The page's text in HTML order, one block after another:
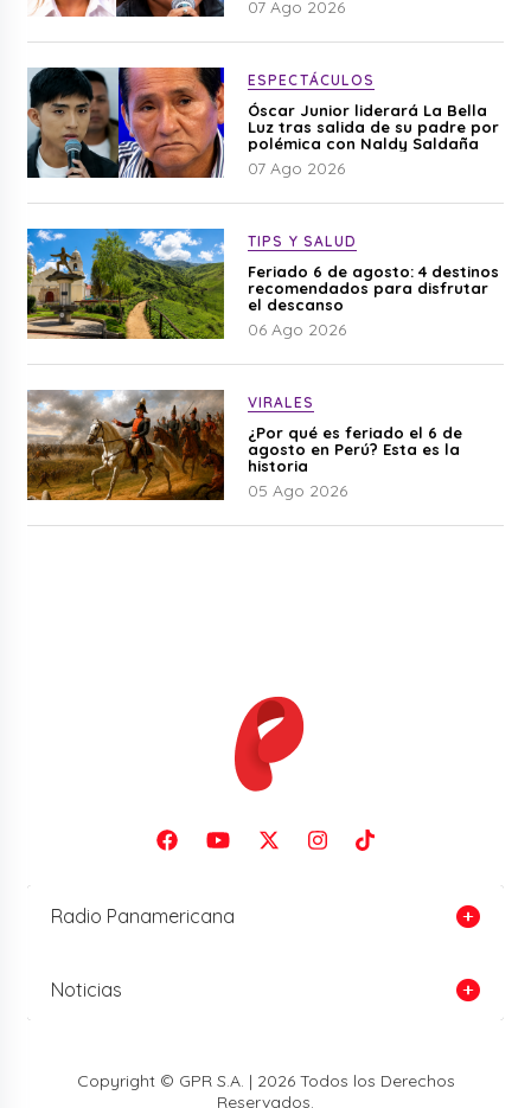
07 Ago 2026
ESPECTÁCULOS
Óscar Junior liderará La Bella
Luz tras salida de su padre por
polémica con Naldy Saldaña
07 Ago 2026
TIPS Y SALUD
Feriado 6 de agosto: 4 destinos
recomendados para disfrutar
el descanso
06 Ago 2026
VIRALES
¿Por qué es feriado el 6 de
agosto en Perú? Esta es la
historia
05 Ago 2026
Radio Panamericana
Noticias
Copyright © GPR S.A. | 2026 Todos los Derechos
Reservados.